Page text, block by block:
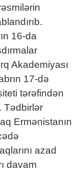
16-da
Akademiyası
17-də
tərəfindən
Tədbirlər
Ermənistanın
azad
davam